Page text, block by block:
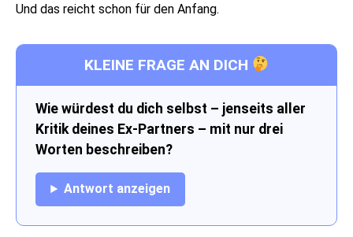
Und das reicht schon für den Anfang.
KLEINE FRAGE AN DICH
Wie würdest du dich selbst – jenseits aller
Kritik deines Ex-Partners – mit nur drei
Worten beschreiben?
Antwort anzeigen